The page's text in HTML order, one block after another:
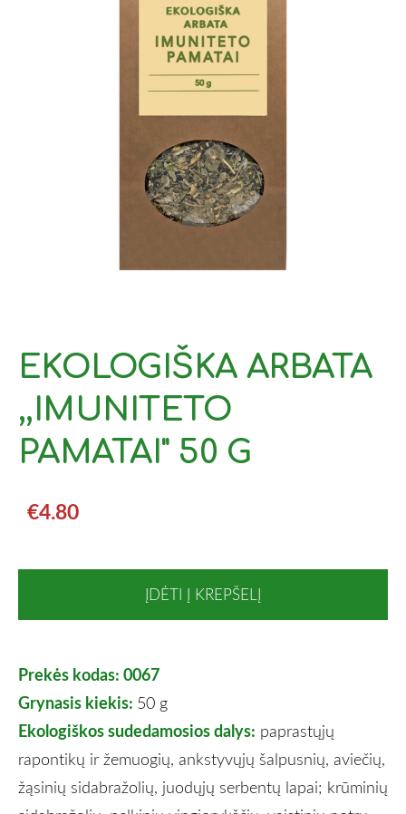
EKOLOGIŠKA ARBATA
,,IMUNITETO
PAMATAI" 50 G
€4.80
ĮDĖTI Į KREPŠELĮ
Prekės kodas: 0067
Grynasis kiekis: 50 g
Ekologiškos sudedamosios dalys: paprastųjų
rapontikų ir žemuogių, ankstyvųjų šalpusnių, aviečių,
žąsinių sidabražolių, juodųjų serbentų lapai; krūminių